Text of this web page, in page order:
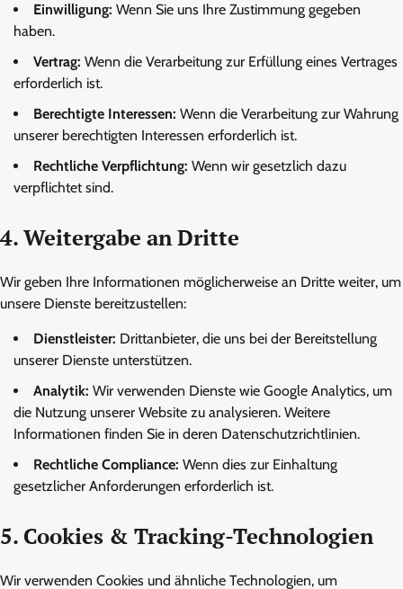
Einwilligung: Wenn Sie uns Ihre Zustimmung gegeben
haben.
Vertrag: Wenn die Verarbeitung zur Erfüllung eines Vertrages
erforderlich ist.
Berechtigte Interessen: Wenn die Verarbeitung zur Wahrung
unserer berechtigten Interessen erforderlich ist.
Rechtliche Verpflichtung: Wenn wir gesetzlich dazu
verpflichtet sind.
4. Weitergabe an Dritte
Wir geben Ihre Informationen möglicherweise an Dritte weiter, um
unsere Dienste bereitzustellen:
Dienstleister: Drittanbieter, die uns bei der Bereitstellung
unserer Dienste unterstützen.
Analytik: Wir verwenden Dienste wie Google Analytics, um
die Nutzung unserer Website zu analysieren. Weitere
Informationen finden Sie in deren Datenschutzrichtlinien.
Rechtliche Compliance: Wenn dies zur Einhaltung
gesetzlicher Anforderungen erforderlich ist.
5. Cookies & Tracking-Technologien
Wir verwenden Cookies und ähnliche Technologien, um